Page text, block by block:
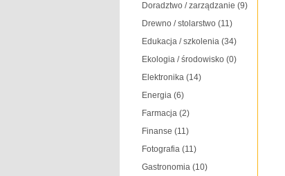
Doradztwo / zarządzanie (9)
Drewno / stolarstwo (11)
Edukacja / szkolenia (34)
Ekologia / środowisko (0)
Elektronika (14)
Energia (6)
Farmacja (2)
Finanse (11)
Fotografia (11)
Gastronomia (10)